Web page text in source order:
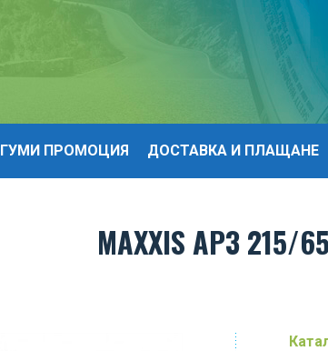
ГУМИ ПРОМОЦИЯ ДОСТАВКА И ПЛАЩАНЕ
MAXXIS AP3 215/